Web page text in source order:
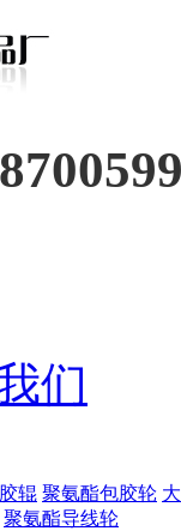
们
辊 聚氨酯包胶轮
聚氨酯导线轮